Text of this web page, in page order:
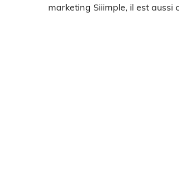
marketing Siiimple, il est